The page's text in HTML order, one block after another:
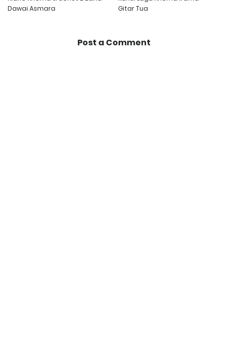
Dawai Asmara
Gitar Tua
Post a Comment